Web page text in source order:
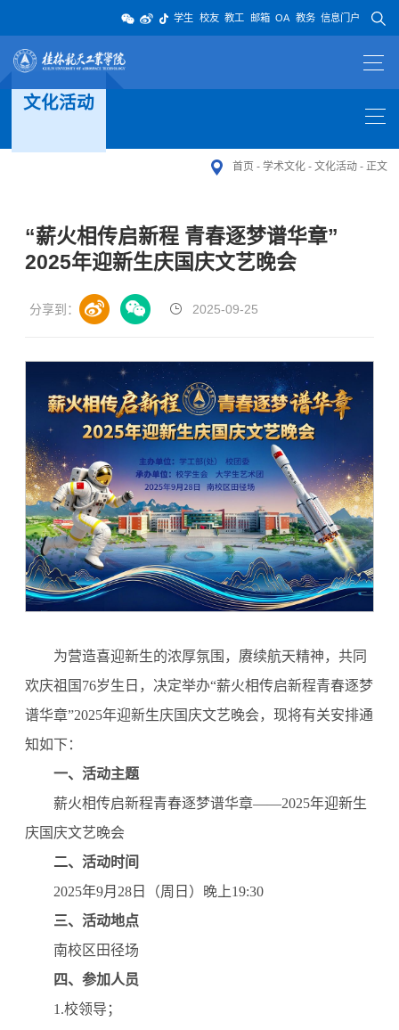
学生 校友 教工 邮箱 OA 教务 信息门户
文化活动
首页 - 学术文化- 文化活动- 正文
“薪火相传启新程 青春逐梦谱华章”
2025年迎新生庆国庆文艺晚会
分享到： 2025-09-25
为营造喜迎新生的浓厚氛围，赓续航天精神，共同
欢庆祖国76岁生日，决定举办“薪火相传启新程青春逐梦
谱华章”2025年迎新生庆国庆文艺晚会，现将有关安排通
知如下：
一、活动主题
薪火相传启新程青春逐梦谱华章——2025年迎新生
庆国庆文艺晚会
二、活动时间
2025年9月28日（周日）晚上19:30
三、活动地点
南校区田径场
四、参加人员
1.校领导；